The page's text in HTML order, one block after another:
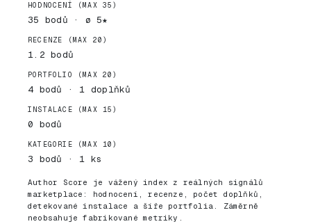
HODNOCENÍ (MAX 35)
35 bodů · ø 5★
RECENZE (MAX 20)
1.2 bodů
PORTFOLIO (MAX 20)
4 bodů · 1 doplňků
INSTALACE (MAX 15)
0 bodů
KATEGORIE (MAX 10)
3 bodů · 1 ks
Author Score je vážený index z reálných signálů
marketplace: hodnocení, recenze, počet doplňků,
detekované instalace a šíře portfolia. Záměrně
neobsahuje fabrikované metriky.